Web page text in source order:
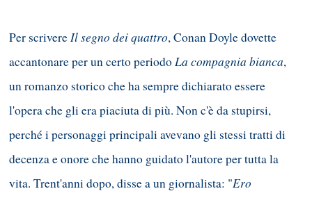
Per scrivereIl segno dei quattro, Conan Doyle dovette
accantonare per un certo periodoLa compagnia bianca,
un romanzo storico che ha sempre dichiarato essere
l'opera che gli era piaciuta di più. Non c'è da stupirsi,
perché i personaggi principali avevano gli stessi tratti di
decenza e onore che hanno guidato l'autore per tutta la
vita. Trent'anni dopo, disse a un giornalista: "Ero